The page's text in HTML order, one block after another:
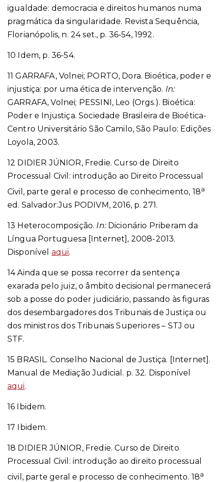
igualdade: democracia e direitos humanos numa
pragmática da singularidade. Revista Sequência,
Florianópolis, n. 24 set., p. 36-54, 1992.
10 Idem, p. 36-54.
11GARRAFA, Volnei; PORTO, Dora. Bioética, poder e
injustiça: por uma ética de intervenção. In:
GARRAFA, Volnei; PESSINI, Leo (Orgs.). Bioética:
Poder e Injustiça. Sociedade Brasileira de Bioética-
Centro Universitário São Camilo, São Paulo: Edições
Loyola, 2003.
12 DIDIER JÚNIOR, Fredie. Curso de Direito
Processual Civil: introdução ao Direito Processual
Civil, parte geral e processo de conhecimento, 18a
ed. Salvador:Jus PODIVM, 2016, p. 271.
13 Heterocomposição. In:Dicionário Priberam da
Língua Portuguesa [Internet], 2008-2013.
Disponível aqui.
14Ainda que se possa recorrer da sentença
exarada pelo juiz, o âmbito decisional permanecerá
sob a posse do poder judiciário, passando às figuras
dos desembargadores dos Tribunais de Justiça ou
dos ministros dos Tribunais Superiores – STJ ou
STF.
15 BRASIL. Conselho Nacional de Justiça. [Internet].
Manual de Mediação Judicial. p. 32. Disponível
aqui.
16 Ibidem.
17 Ibidem.
18 DIDIER JÚNIOR, Fredie. Curso de Direito
Processual Civil: introdução ao direito processual
civil, parte geral e processo de conhecimento. 18a